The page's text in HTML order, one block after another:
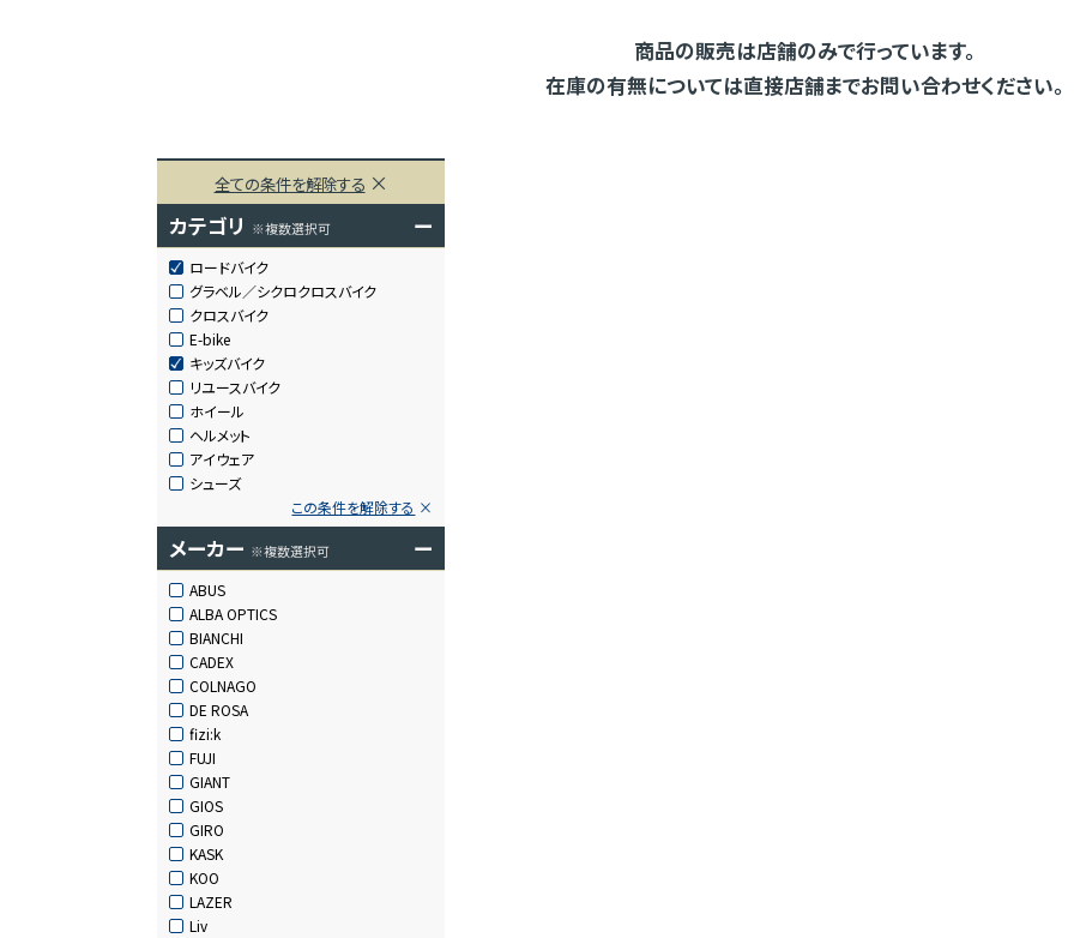
商品の販売は店舗のみで行っています。
在庫の有無については直接店舗までお問い合わせください。
全ての条件を解除する
カテゴリ ※複数選択可 ー
ロードバイク
グラベル／シクロクロスバイク
クロスバイク
E-bike
キッズバイク
リユースバイク
ホイール
ヘルメット
アイウェア
シューズ
この条件を解除する
メーカー ※複数選択可 ー
ABUS
ALBA OPTICS
BIANCHI
CADEX
COLNAGO
DE ROSA
fizi:k
FUJI
GIANT
GIOS
GIRO
KASK
KOO
LAZER
Liv